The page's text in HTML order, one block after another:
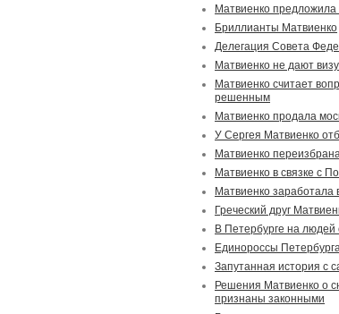
Матвиенко
Бриллианты Матвиенко
Делегация Совета
Матвиенко не дают
Матвиенко считает
решенным
Матвиенко продала
У Сергея Матвиенко
Матвиенко
Матвиенко в связке с
Матвиенко заработала
Греческий друг
В Петербурге на людей
Единороссы
Запутанная история с
Решения Матвиенко о
признаны законными